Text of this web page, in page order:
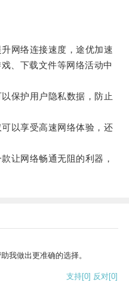
网络连接速度，途优加速
、下载文件等网络活动中
保护用户隐私数据，防止
以享受高速网络体验，还
网络畅通无阻的利器，
我做出更准确的选择。
支持[0] 反对[0]